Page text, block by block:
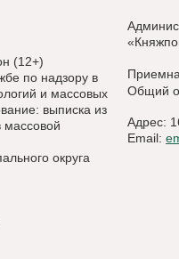
(12+)
по надзору в
и массовых
выписка из
массовой
округа
Общий
Адрес:
Email: